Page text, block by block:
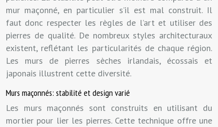
mur maçonné, en particulier s’il est mal construit. Il
faut donc respecter les règles de l’art et utiliser des
pierres de qualité. De nombreux styles architecturaux
existent, reflétant les particularités de chaque région.
Les murs de pierres sèches irlandais, écossais et
japonais illustrent cette diversité.
Murs maçonnés: stabilité et design varié
Les murs maçonnés sont construits en utilisant du
mortier pour lier les pierres. Cette technique offre une